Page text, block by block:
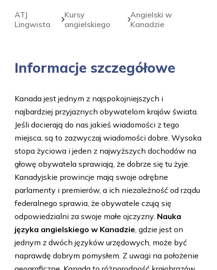
ATJ
Lingwista
Kursy
angielskiego
Angielski w
Kanadzie
Informacje szczegółowe
Kanada jest jednym z najspokojniejszych i
najbardziej przyjaznych obywatelom krajów świata.
Jeśli docierają do nas jakieś wiadomości z tego
miejsca, są to zazwyczaj wiadomości dobre. Wysoka
stopa życiowa i jeden z najwyższych dochodów na
głowę obywatela sprawiają, że dobrze się tu żyje.
Kanadyjskie prowincje mają swoje odrębne
parlamenty i premierów, a ich niezależność od rządu
federalnego sprawia, że obywatele czują się
odpowiedzialni za swoje małe ojczyzny. Nauka
języka angielskiego w Kanadzie, gdzie jest on
jednym z dwóch języków urzędowych, może być
naprawdę dobrym pomysłem. Z uwagi na położenie